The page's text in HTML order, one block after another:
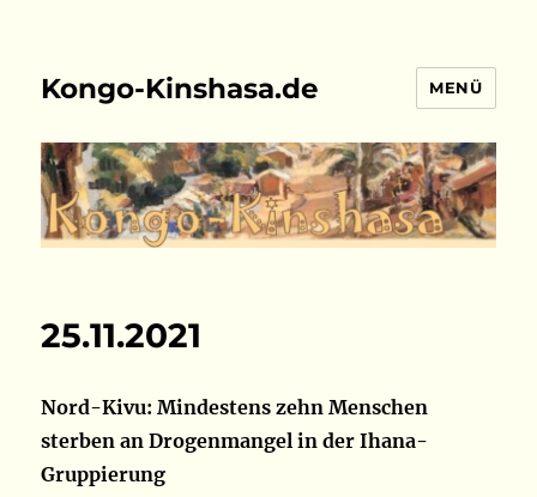
Kongo-Kinshasa.de MENÜ
25.11.2021
Nord-Kivu: Mindestens zehn Menschen
sterben an Drogenmangel in der Ihana-
Gruppierung